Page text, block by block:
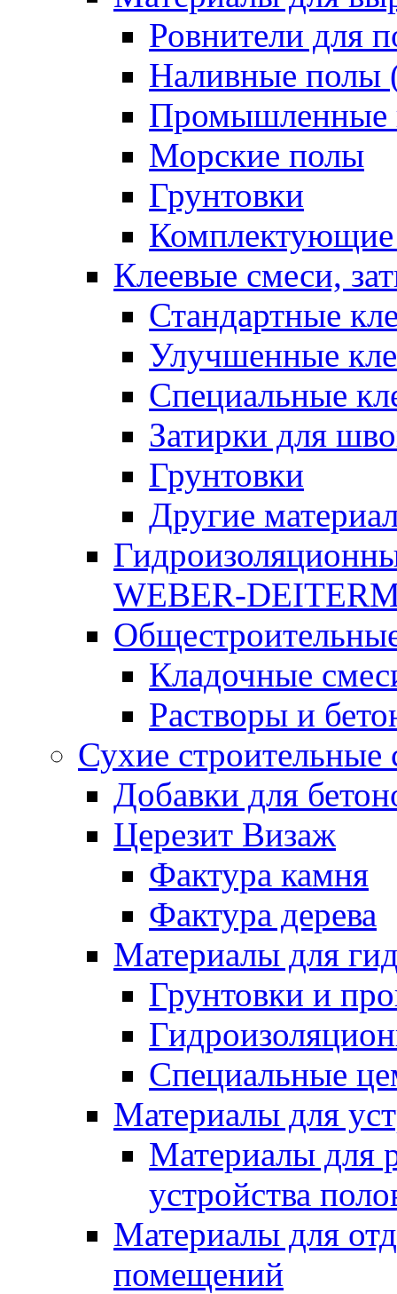
Ровнители для
Наливные полы
Промышленные
Морские полы
Грунтовки
Клеевые смеси,
Стандартные
Улучшенные
Специальные
Затирки для
Грунтовки
Другие
WEBER-
Кладочные
Растворы и
Сухие строительные
Добавки для
Церезит Визаж
Фактура камня
Фактура дерева
Материалы для
Грунтовки и
Специальные
Материалы для
Материалы для
устройства
Материалы для
помещений